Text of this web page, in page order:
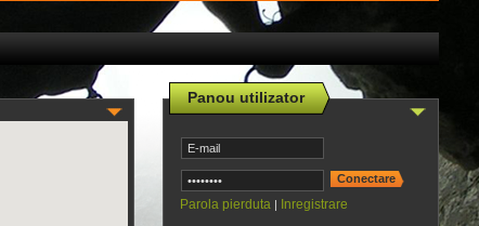
Panou utilizator
Parola pierduta | Inregistrare